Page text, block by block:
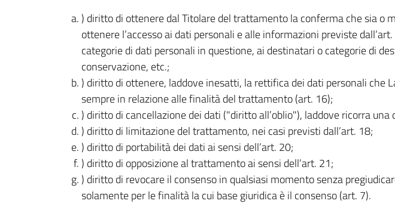
) diritto di ottenere dal Titolare del trattamento la conferma che sia o
ottenere l’accesso ai dati personali e alle informazioni previste
categorie di dati personali in questione, ai destinatari o categorie di
conservazione, etc.;
) diritto di ottenere, laddove inesatti, la rettifica dei dati personali che
sempre in relazione alle finalità del trattamento (art. 16);
) diritto di cancellazione dei dati ("diritto all’oblio"), laddove ricorra una
) diritto di limitazione del trattamento, nei casi previsti dall’art. 18;
) diritto di portabilità dei dati ai sensi dell’art. 20;
) diritto di opposizione al trattamento ai sensi dell’art. 21;
) diritto di revocare il consenso in qualsiasi momento senza
solamente per le finalità la cui base giuridica è il consenso (art. 7).